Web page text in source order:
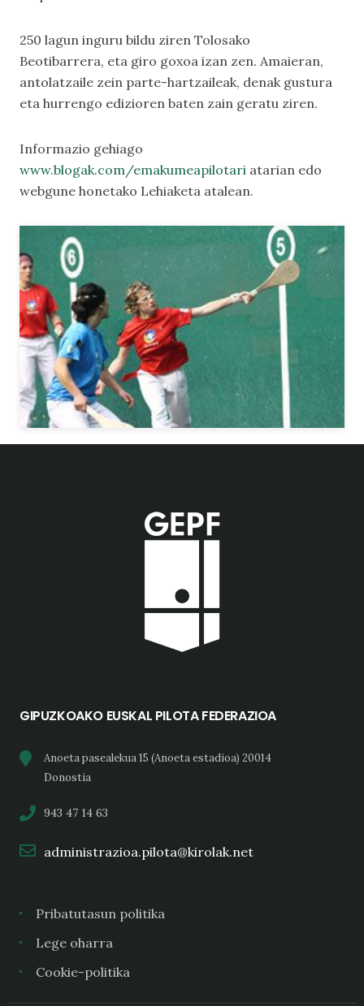
250 lagun inguru bildu ziren Tolosako
Beotibarrera, eta giro goxoa izan zen. Amaieran,
antolatzaile zein parte-hartzaileak, denak gustura
eta hurrengo edizioren baten zain geratu ziren.
Informazio gehiago
www.blogak.com/emakumeapilotari atarian edo
webgune honetako Lehiaketa atalean.
GIPUZKOAKO EUSKAL PILOTA FEDERAZIOA
Anoeta pasealekua 15 (Anoeta estadioa) 20014
Donostia
943 47 14 63
administrazioa.pilota@kirolak.net
Pribatutasun politika
Lege oharra
Cookie-politika